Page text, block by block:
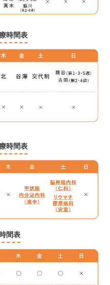
時間表
時間表
間表